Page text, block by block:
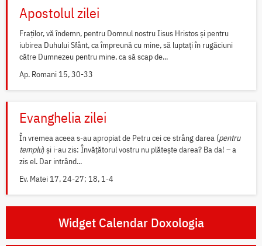
Apostolul zilei
Fraților, vă îndemn, pentru Domnul nostru Iisus Hristos și pentru
iubirea Duhului Sfânt, ca împreună cu mine, să luptați în rugăciuni
către Dumnezeu pentru mine, ca să scap de...
Ap. Romani 15, 30-33
Evanghelia zilei
În vremea aceea s-au apropiat de Petru cei ce strâng darea (pentru
templu) și i-au zis: Învățătorul vostru nu plătește darea? Ba da! – a
zis el. Dar intrând...
Ev. Matei 17, 24-27; 18, 1-4
Widget Calendar Doxologia